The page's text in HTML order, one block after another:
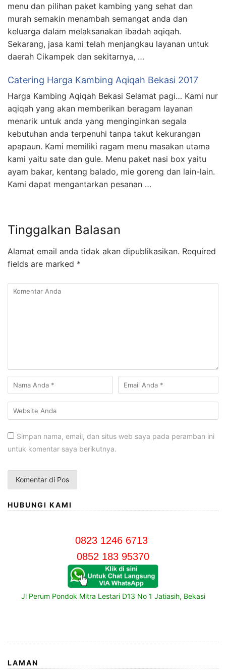
menu dan pilihan paket kambing yang sehat dan
murah semakin menambah semangat anda dan
keluarga dalam melaksanakan ibadah aqiqah.
Sekarang, jasa kami telah menjangkau layanan untuk
daerah Cikampek dan sekitarnya, …
Catering Harga Kambing Aqiqah Bekasi 2017
Harga Kambing Aqiqah Bekasi Selamat pagi… Kami nur
aqiqah yang akan memberikan beragam layanan
menarik untuk anda yang menginginkan segala
kebutuhan anda terpenuhi tanpa takut kekurangan
apapaun. Kami memiliki ragam menu masakan utama
kami yaitu sate dan gule. Menu paket nasi box yaitu
ayam bakar, kentang balado, mie goreng dan lain-lain.
Kami dapat mengantarkan pesanan …
Tinggalkan Balasan
Alamat email anda tidak akan dipublikasikan. Required
fields are marked *
Simpan nama, email, dan situs web saya pada peramban ini
untuk komentar saya berikutnya.
HUBUNGI KAMI
0823 1246 6713
0852 183 95370
Jl Perum Pondok Mitra Lestari D13 No 1 Jatiasih, Bekasi
LAMAN